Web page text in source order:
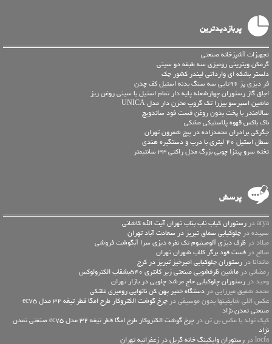
پربازدیدترین
تجهیزات آشپزخانه صنعتی
گرمکن ویترینی رومیزی سه طبقه دو سینی
دلستر بشکه ای وارداتی لیندر کشور چک
فر دیزی پز 96تایی سه سنگ بدنه استیل کف چدن
اجاق گاز رستوران چهارشعله پایه دار تمام استیل با سینی روغن ریز
ماشین اسپرسو بیزرا تک گروپ مخزن دار مدل UNICA
سالامندر با پخت بدون روغن فست فود ساندویچ
ناک باکس قهوه پلاستیکی مشکی
جگرکی برادران محمدزاده در پیچ شمرون تهران
سطل استیل 20 لیتری با درب و دستگیره هندی
تخته سرو پیتزا چوبی بزرگ مدل راکتی 33 سانتیمتر
پرسش
arya در
رستوران کباب ناب بناب تهران آیت الله کاشانی
سپیده در چلوکبابی سماق تبریز در سعادت آباد تهران
میلاد در ظرف دیزی آلومینیوم تک نفره دیزی سرا آبگوشت فروشی
صالح در فست فود برگر کلاب شهران تهران
ماندانا در رستوران چلوکبابی امیرخیز تبریز در کرج
رمضانی در ماشین ظرفشویی صنعتی زیر کانتری 540بشقاب الکترولوکس
وحید در رستوران چلوکبابی حاج مرشد چلویی در بازار تهران
محمد شفیق میرزایی در دستگاه خمیر پهن کن نانوایی رومیزی غلتکی
عكس اللي شايفينها بدون موسيقى در
چرخ گوشت الکتروکار طرح امگا قطر تیغه 32 مدل ec75
صنعتی تمدن نژاد
کیک تولد با عکس بن تن در
چرخ گوشت الکتروکار طرح امگا قطر تیغه 32 مدل ec75 صنعتی تمدن
نژاد
locfa در
رستوران وایکینگ خانه گریل در زعفرانیه تهران